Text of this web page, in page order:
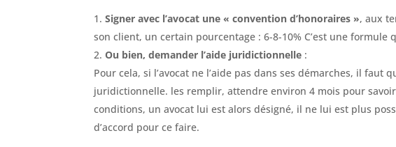
Signer avec l’avocat une « convention d’honoraires », aux
son client, un certain pourcentage : 6-8-10% C’est une
Ou bien, demander l’aide juridictionnelle :
Pour cela, si l’avocat ne l’aide pas dans ses démarches, il
juridictionnelle. les remplir, attendre environ 4 mois pour
conditions, un avocat lui est alors désigné, il ne lui est plus
d’accord pour ce faire.